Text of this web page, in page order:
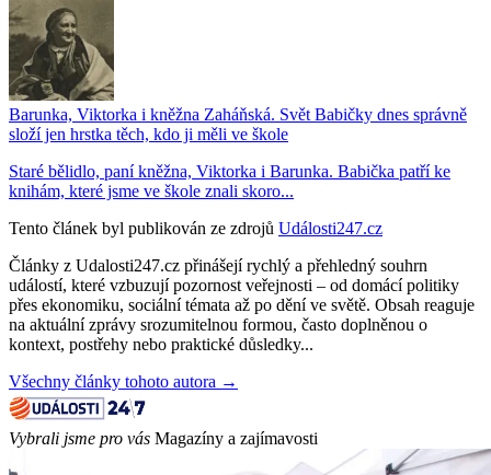
Barunka, Viktorka i kněžna Zaháňská. Svět Babičky dnes správně
složí jen hrstka těch, kdo ji měli ve škole
Staré bělidlo, paní kněžna, Viktorka i Barunka. Babička patří ke
knihám, které jsme ve škole znali skoro...
Tento článek byl publikován ze zdrojů Události247.cz
Články z Udalosti247.cz přinášejí rychlý a přehledný souhrn
událostí, které vzbuzují pozornost veřejnosti – od domácí politiky
přes ekonomiku, sociální témata až po dění ve světě. Obsah reaguje
na aktuální zprávy srozumitelnou formou, často doplněnou o
kontext, postřehy nebo praktické důsledky...
Všechny články tohoto autora →
Vybrali jsme pro vás Magazíny a zajímavosti